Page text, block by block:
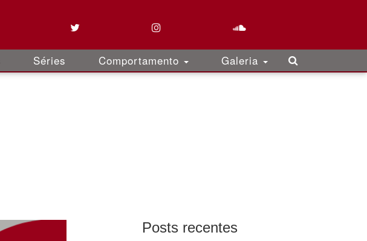
Séries Comportamento Galeria
Posts recentes